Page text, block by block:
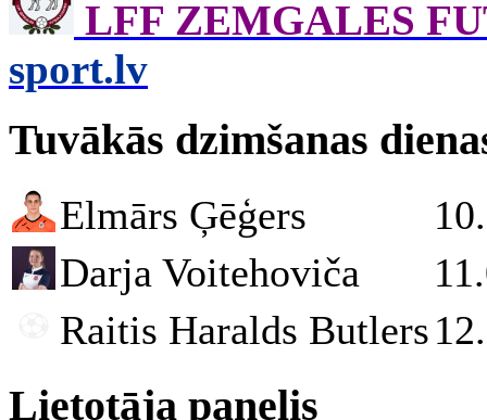
LFF ZEMGALES
sport.lv
Tuvākās dzimšanas
Elmārs Ģēģers
Darja Voitehoviča
Raitis Haralds Butlers
Lietotāja panelis